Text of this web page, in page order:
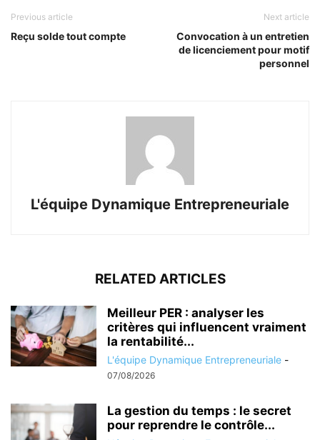
Previous article
Reçu solde tout compte
Next article
Convocation à un entretien
de licenciement pour motif
personnel
L'équipe Dynamique Entrepreneuriale
RELATED ARTICLES
Meilleur PER : analyser les
critères qui influencent vraiment
la rentabilité...
L'équipe Dynamique Entrepreneuriale -
07/08/2026
La gestion du temps : le secret
pour reprendre le contrôle...